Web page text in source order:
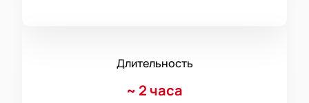
Длительность
~ 2 часа